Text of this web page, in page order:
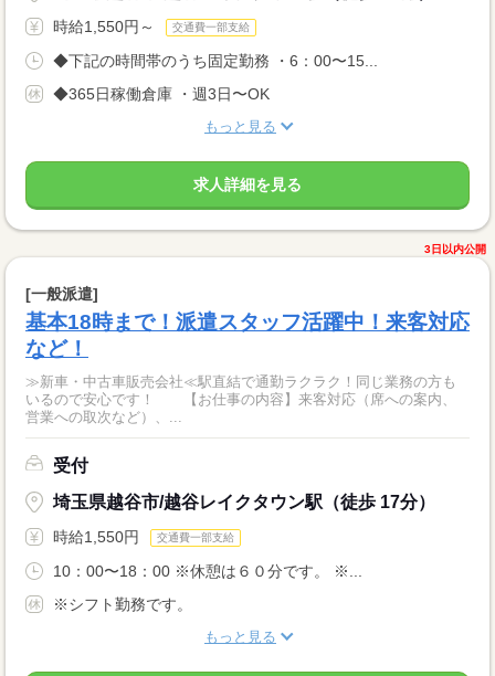
時給1,550円～ 交通費一部支給
◆下記の時間帯のうち固定勤務 ・6：00〜15...
◆365日稼働倉庫 ・週3日〜OK
もっと見る
求人詳細を見る
3日以内公開
[一般派遣]
基本18時まで！派遣スタッフ活躍中！来客対応
など！
≫新車・中古車販売会社≪駅直結で通勤ラクラク！同じ業務の方も
いるので安心です！ 【お仕事の内容】来客対応（席への案内、
営業への取次など）、...
受付
埼玉県越谷市/越谷レイクタウン駅（徒歩 17分）
時給1,550円 交通費一部支給
10：00〜18：00 ※休憩は６０分です。 ※...
※シフト勤務です。
もっと見る